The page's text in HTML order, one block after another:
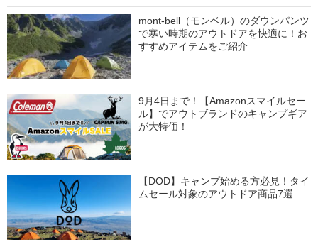
mont-bell（モンベル）のダウンパンツ
で寒い時期のアウトドアを快適に！お
すすめアイテムをご紹介
9月4日まで！【Amazonスマイルセー
ル】でアウトブランドのキャンプギア
が大特価！
【DOD】キャンプ始める方必見！タイ
ムセール対象のアウトドア商品7選